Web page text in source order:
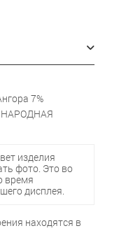
7%
изделия
фото. Это во
время
дисплея.
находятся в